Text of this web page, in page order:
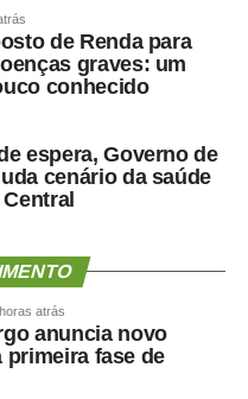
de Renda para
graves: um
conhecido
espera, Governo de
cenário da saúde
atrás
anuncia novo
primeira fase de